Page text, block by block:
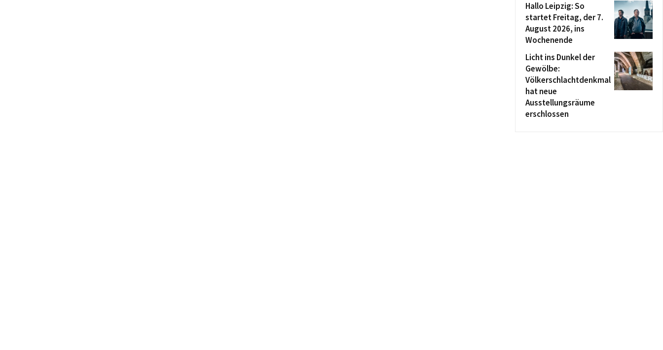
Hallo Leipzig: So
startet Freitag, der 7.
August 2026, ins
Wochenende
Licht ins Dunkel der
Gewölbe:
Völkerschlachtdenkmal
hat neue
Ausstellungsräume
erschlossen